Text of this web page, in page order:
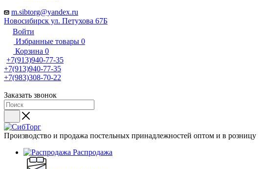
m.sibtorg@yandex.ru
Новосибирск ул. Петухова 67Б
Войти
Избранные товары 0
Корзина 0
+7(913)940-77-35
+7(913)940-77-35
+7(983)308-70-22
Заказать звонок
Производство и продажа постельных принадлежностей оптом и в розницу
Распродажа